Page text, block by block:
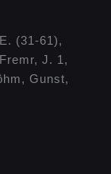
(31-61),
J. 1,
Gunst,